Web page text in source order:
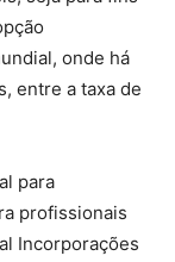
onde há
entre a taxa de
para
profissionais
Incorporações